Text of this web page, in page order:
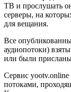
ТВ и прослушать
серверы, на
для вещания.
Все
аудиопотоки)
или были
Сервис yootv.online
потоками,